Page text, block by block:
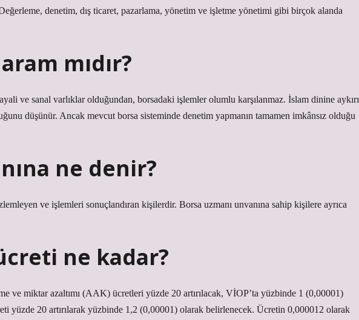
denetim, dış ticaret, pazarlama, yönetim ve işletme yönetimi gibi birçok alanda
mıdır?
ve sanal varlıklar olduğundan, borsadaki işlemler olumlu karşılanmaz. İslam dinine aykırı
düşünür. Ancak mevcut borsa sisteminde denetim yapmanın tamamen imkânsız olduğu
ne denir?
ve işlemleri sonuçlandıran kişilerdir. Borsa uzmanı unvanına sahip kişilere ayrıca
ne kadar?
ve miktar azaltımı (AAK) ücretleri yüzde 20 artırılacak, VİOP’ta yüzbinde 1 (0,00001)
yüzde 20 artırılarak yüzbinde 1,2 (0,00001) olarak belirlenecek. Ücretin 0,000012 olarak